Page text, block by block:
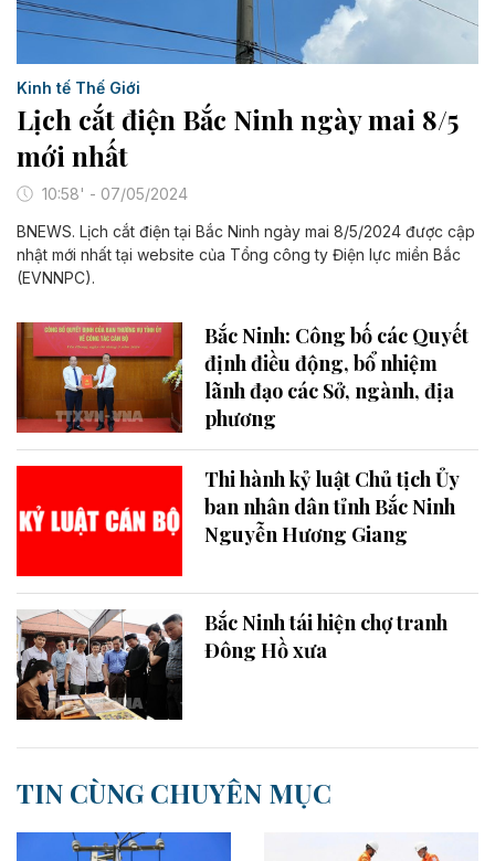
Kinh tế Thế Giới
Lịch cắt điện Bắc Ninh ngày mai 8/5
mới nhất
10:58' - 07/05/2024
BNEWS. Lịch cắt điện tại Bắc Ninh ngày mai 8/5/2024 được cập
nhật mới nhất tại website của Tổng công ty Điện lực miền Bắc
(EVNNPC).
Bắc Ninh: Công bố các Quyết
định điều động, bổ nhiệm
lãnh đạo các Sở, ngành, địa
phương
Thi hành kỷ luật Chủ tịch Ủy
ban nhân dân tỉnh Bắc Ninh
Nguyễn Hương Giang
Bắc Ninh tái hiện chợ tranh
Đông Hồ xưa
TIN CÙNG CHUYÊN MỤC